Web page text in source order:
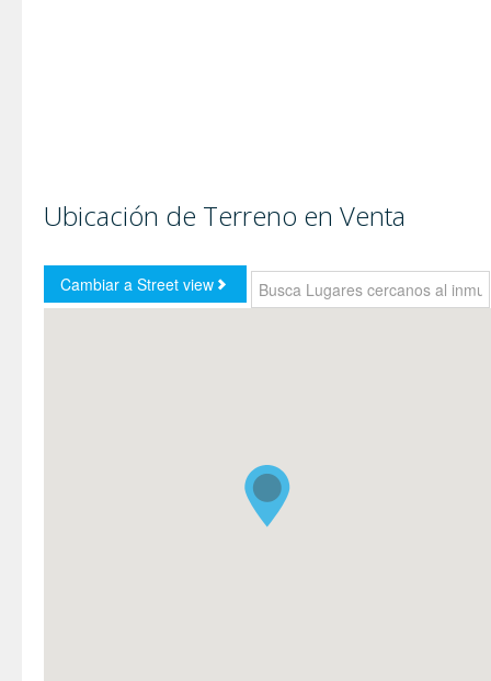
Ubicación de Terreno en Venta